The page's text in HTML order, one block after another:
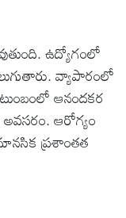
ఉద్యోగంలో
వ్యాపారంలో
ఆనందకర
ఆరోగ్యం
మానసిక ప్రశాంతత